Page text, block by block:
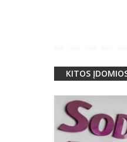
KITOS